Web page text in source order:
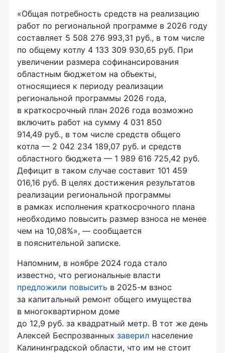
«Общая потребность средств на реализацию
работ по региональной программе в 2026 году
составляет 5 508 276 993,31 руб., в том числе
по общему котлу 4 133 309 930,65 руб. При
увеличении размера софинансирования
областным бюджетом на объекты,
относящиеся к периоду реализации
региональной программы 2026 года,
в краткосрочный план 2026 года возможно
включить работ на сумму 4 031 850
914,49 руб., в том числе средств общего
котла — 2 042 234 189,07 руб. и средств
областного бюджета — 1 989 616 725,42 руб.
Дефицит в таком случае составит 101 459
016,16 руб. В целях достижения результатов
реализации региональной программы
в рамках исполнения краткосрочного плана
необходимо повысить размер взноса не менее
чем на 10,08%», — сообщается
в пояснительной записке.
Напомним, в ноябре 2024 года стало
известно, что региональные власти
предложили повысить в 2025-м взнос
за капитальный ремонт общего имущества
в многоквартирном доме
до 12,9 руб. за квадратный метр. В тот же день
Алексей Беспрозванных заверил население
Калининградской области, что им не стоит